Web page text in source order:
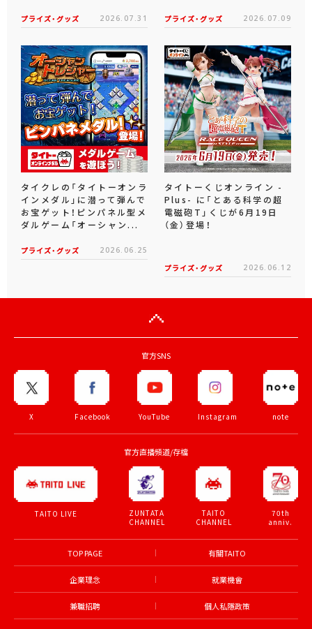
プライズ・グッズ 2026.07.31 プライズ・グッズ 2026.07.09
タイクレの「タイトーオンラ
インメダル」に潜って弾んで
お宝ゲット！ピンパネル型メ
ダルゲーム「オーシャン...
プライズ・グッズ 2026.06.25
タイトーくじオンライン -
Plus- に「とある科学の超
電磁砲T」くじが6月19日
（金）登場！
プライズ・グッズ 2026.06.12
官方SNS
X Facebook YouTube Instagram note
官方直播頻道/存檔
TAITO LIVE
ZUNTATA
CHANNEL
TAITO
CHANNEL
70th
anniv.
TOP PAGE 有關TAITO
企業理念 就業機會
兼職招聘 個人私隱政策